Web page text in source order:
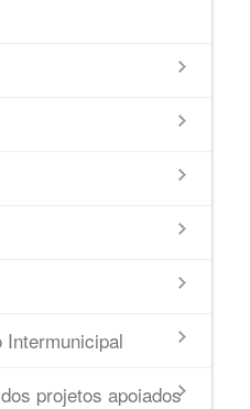
Intermunicipal
projetos apoiados